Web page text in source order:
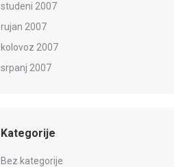
studeni 2007
rujan 2007
kolovoz 2007
srpanj 2007
Kategorije
Bez kategorije